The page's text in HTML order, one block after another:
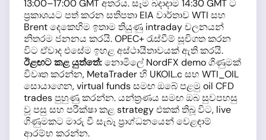
13:00–17:00 GMT අතරය. සෑම බදාදාම 14:30 GMT ට
ප්‍රකාශයට පත් කරන සතිපතා EIA වාර්තාව WTI සහ
Brent දෙකෙහිම ඉතාම තියුණු intraday චලනයන්
නිතරම ජනනය කරයි. OPEC+ රැස්වීම් සූචිගත කරන
විට ඒවාද එසේම ඉහළ අස්ථායීතාවයක් ඇති කරයි.
ඊළඟට කළ යුත්තේ:නොමිලේ NordFX demo ගිණුමක්
විවෘත කරන්න, MetaTrader හි UKOIL.c සහ WTI_OIL
සොයාගෙන, virtual funds සමඟ ඔබේ පළමු oil CFD
trades පුහුණු කරන්න. යන්ත්‍රණය සමඟ ඔබ සුවපහසු
වූ පසු සහ පරීක්ෂා කළ strategy එකක් තිබූ විට, live
ගිණුමකට මාරු වී සැබෑ ප්‍රාග්ධනයෙන් වෙළඳාම්
ආරම්භ කරන්න.